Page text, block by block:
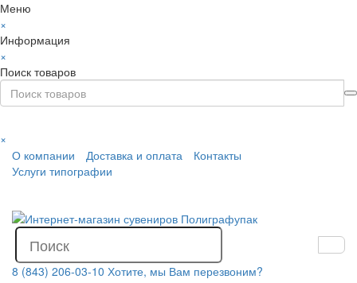
Меню
×
Информация
×
Поиск товаров
×
О компании
Доставка и оплата
Контакты
Услуги типографии
8 (843) 206-03-10 Хотите, мы Вам перезвоним?